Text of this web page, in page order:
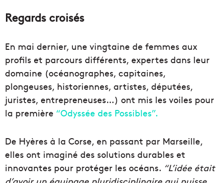
Regards croisés
En mai dernier, une vingtaine de femmes aux
profils et parcours différents, expertes dans leur
domaine (océanographes, capitaines,
plongeuses, historiennes, artistes, députées,
juristes, entrepreneuses…) ont mis les voiles pour
la première “Odyssée des Possibles”.
De Hyères à la Corse, en passant par Marseille,
elles ont imaginé des solutions durables et
innovantes pour protéger les océans. “L’idée était